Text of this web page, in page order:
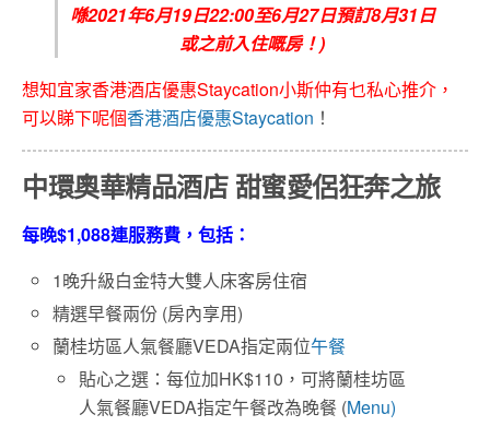
喺2021年6月19日22:00至6月27日預訂8月31日
或之前入住嘅房！)
想知宜家香港酒店優惠Staycation小斯仲有乜私心推介，
可以睇下呢個香港酒店優惠Staycation ！
中環奧華精品酒店 甜蜜愛侶狂奔之旅
每晚$1,088連服務費，包括：
1晚升級白金特大雙人床客房住宿
精選早餐兩份 (房內享用)
蘭桂坊區人氣餐廳VEDA指定兩位午餐
貼心之選：每位加HK$110，可將蘭桂坊區
人氣餐廳VEDA指定午餐改為晚餐 (Menu)